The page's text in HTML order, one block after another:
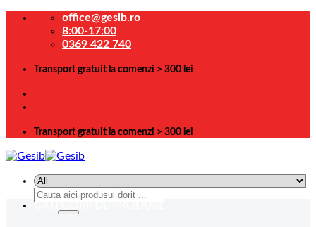
Skip
office@gesib.ro
8:00-17:00
0369 422 740
Transport gratuit la comenzi > 300 lei
Transport gratuit la comenzi > 300 lei
Caută
CATEGORII DE PRODUSE